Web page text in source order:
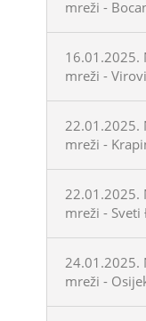
mreži -
16.01.2025.
mreži -
22.01.2025.
mreži -
22.01.2025.
mreži -
24.01.2025.
mreži -